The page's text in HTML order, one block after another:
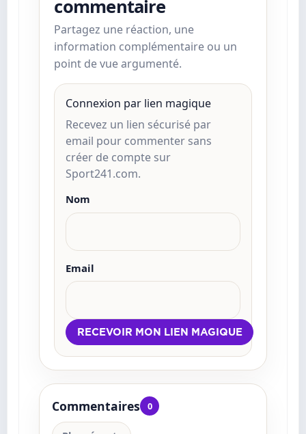
commentaire
Partagez une réaction, une
information complémentaire ou un
point de vue argumenté.
Connexion par lien magique
Recevez un lien sécurisé par
email pour commenter sans
créer de compte sur
Sport241.com.
Nom
Email
Commentaires 0